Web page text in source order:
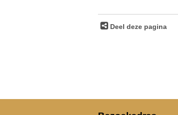
Deel deze pagina